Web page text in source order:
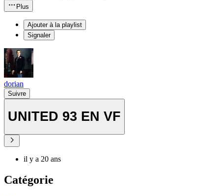
Plus
Ajouter à la playlist
Signaler
dorian
Suivre
UNITED 93 EN VF
il y a 20 ans
Catégorie